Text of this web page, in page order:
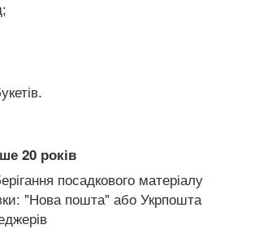
20 років
посадкового матеріалу
"Нова пошта" або Укрпошта